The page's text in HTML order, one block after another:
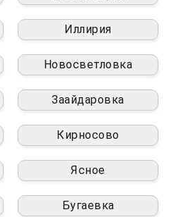
Иллирия
Новосветловка
Заайдаровка
Кирносово
Ясное
Бугаевка